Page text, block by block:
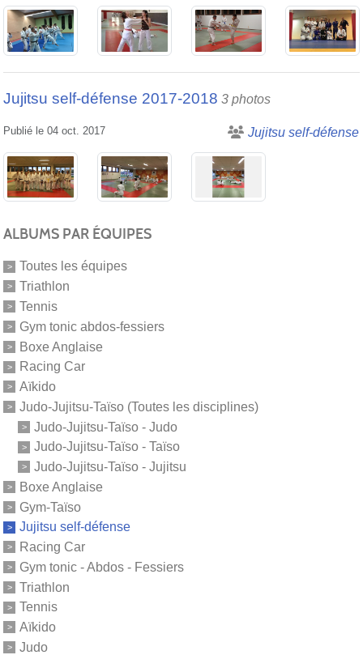
Jujitsu self-défense 2017-2018 3 photos
Jujitsu self-défense
Publié le 04 oct. 2017
ALBUMS PAR ÉQUIPES
Toutes les équipes
Triathlon
Tennis
Gym tonic abdos-fessiers
Boxe Anglaise
Racing Car
Aïkido
Judo-Jujitsu-Taïso (Toutes les disciplines)
Judo-Jujitsu-Taïso - Judo
Judo-Jujitsu-Taïso - Taïso
Judo-Jujitsu-Taïso - Jujitsu
Boxe Anglaise
Gym-Taïso
Jujitsu self-défense
Racing Car
Gym tonic - Abdos - Fessiers
Triathlon
Tennis
Aïkido
Judo